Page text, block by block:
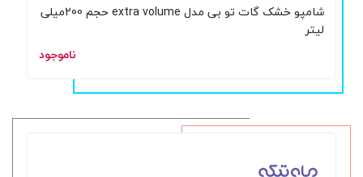
شامپو خشک گات تو بی مدل extra volume حجم 200میلی
لیتر
ناموجود